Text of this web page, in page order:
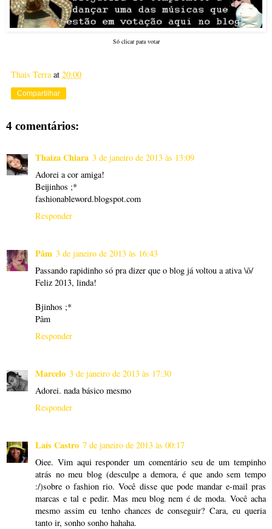
Só clicar para votar
Thais Terra at 20:00
Compartilhar
4 comentários:
Thaiza Chiara 3 de janeiro de 2013 às 13:09
Adorei a cor amiga!
Beijinhos ;*
fashionableword.blogspot.com
Responder
Pâm 3 de janeiro de 2013 às 16:43
Passando rapidinho só pra dizer que o blog já voltou a ativa \õ/
Feliz 2013, linda!
Bjinhos ;*
Pâm
Responder
Marcelo 3 de janeiro de 2013 às 17:30
Adorei. nada básico mesmo
Responder
Laís Castro 7 de janeiro de 2013 às 00:17
Oiee. Vim aqui responder um comentário seu de um tempinho
atrás no meu blog (desculpe a demora, é que ando sem tempo
:/)sobre o fashion rio. Você disse que pode mandar e-mail pras
marcas e tal e pedir. Mas meu blog nem é de moda. Você acha
mesmo assim eu tenho chances de conseguir? Cara, eu queria
tanto ir, sonho sonho hahaha.